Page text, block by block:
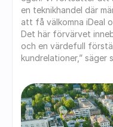
en teknikhandel där
att få välkomna iDeal
Det här förvärvet
och en värdefull
kundrelationer,” säger